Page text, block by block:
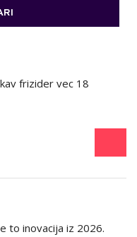
frizider vec 18
to inovacija iz 2026.